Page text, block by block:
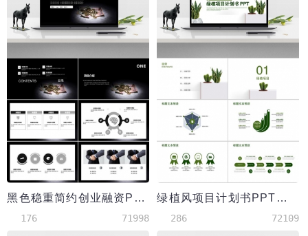
黑色稳重简约创业融资PPT模板
176 71998
绿植风项目计划书PPT模板
286 72109